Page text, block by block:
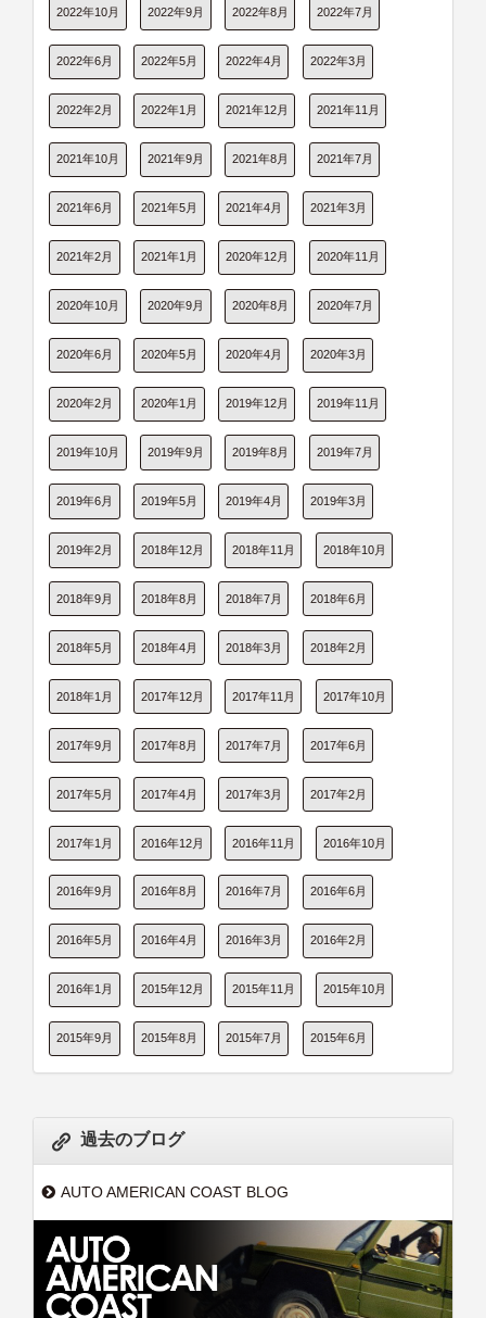
2022年10月 2022年9月 2022年8月 2022年7月
2022年6月 2022年5月 2022年4月 2022年3月
2022年2月 2022年1月 2021年12月 2021年11月
2021年10月 2021年9月 2021年8月 2021年7月
2021年6月 2021年5月 2021年4月 2021年3月
2021年2月 2021年1月 2020年12月 2020年11月
2020年10月 2020年9月 2020年8月 2020年7月
2020年6月 2020年5月 2020年4月 2020年3月
2020年2月 2020年1月 2019年12月 2019年11月
2019年10月 2019年9月 2019年8月 2019年7月
2019年6月 2019年5月 2019年4月 2019年3月
2019年2月 2018年12月 2018年11月 2018年10月
2018年9月 2018年8月 2018年7月 2018年6月
2018年5月 2018年4月 2018年3月 2018年2月
2018年1月 2017年12月 2017年11月 2017年10月
2017年9月 2017年8月 2017年7月 2017年6月
2017年5月 2017年4月 2017年3月 2017年2月
2017年1月 2016年12月 2016年11月 2016年10月
2016年9月 2016年8月 2016年7月 2016年6月
2016年5月 2016年4月 2016年3月 2016年2月
2016年1月 2015年12月 2015年11月 2015年10月
2015年9月 2015年8月 2015年7月 2015年6月
過去のブログ
AUTO AMERICAN COAST BLOG